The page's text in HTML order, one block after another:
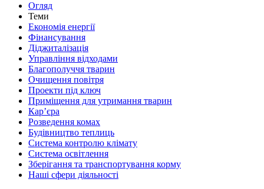
Огляд
Теми
Економія енергії
Фінансування
Діджиталізація
Управління відходами
Благополуччя тварин
Очищення повітря
Проекти під ключ
Приміщення для утримання тварин
Кар’єра
Розведення комах
Будівництво теплиць
Система контролю клімату
Система освітлення
Зберігання та транспортування корму
Наші сфери діяльності